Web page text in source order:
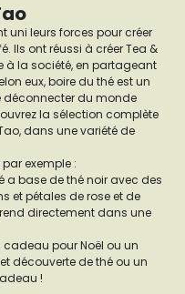
uni leurs forces pour créer
Ils ont réussi à créer Tea &
à la société, en partageant
eux, boire du thé est un
déconnecter du monde
la sélection complète
dans une variété de
exemple :
a base de thé noir avec des
et pétales de rose et de
directement dans une
cadeau pour Noël ou un
découverte de thé ou un
!